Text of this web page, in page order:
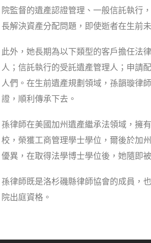
院監督的遺產認證管理、一般信託執行
長解決資產分配問題，即使逝者在生前
此外，她長期為以下類型的客戶擔任法
人；信託執行的受託遺產管理人；申請
人們。在生前遺產規劃領域，孫韻璇律
證，順利傳承下去。
孫律師在美國加州遺產繼承法領域，擁
校，榮獲工商管理學士學位，爾後於加
優異，在取得法學博士學位後，她隨即
孫律師既是洛杉磯縣律師協會的成員，
院出庭資格。